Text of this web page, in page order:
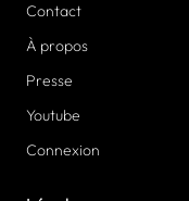
Contact
À propos
Presse
Youtube
Connexion